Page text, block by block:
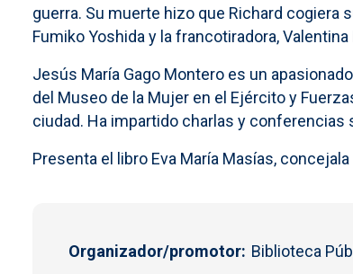
guerra. Su muerte hizo que Richard cogiera
Fumiko Yoshida y la francotiradora,
Jesús María Gago Montero es un
del Museo de la Mujer en el Ejército y
ciudad. Ha impartido charlas y conferencias
Presenta el libro Eva María Masías,
Organizador/promotor Biblioteca